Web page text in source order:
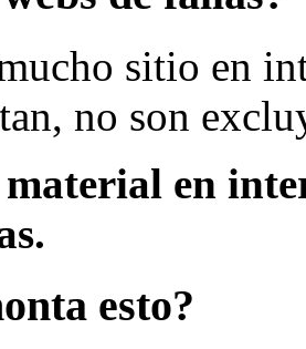
sitio en
no son
en
esto?